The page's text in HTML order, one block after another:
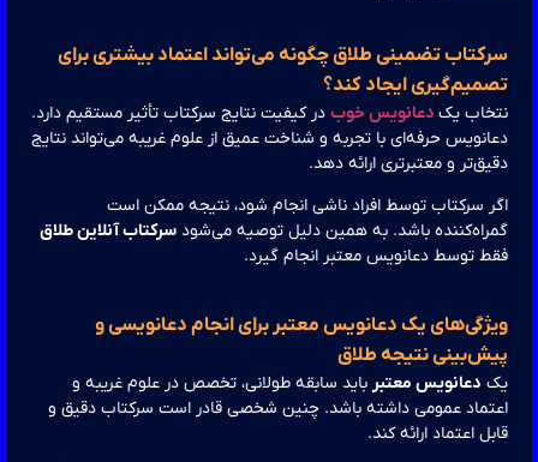
تضمینی طلاق چگونه می‌تواند اعتماد بیشتری برای
ایجاد کند؟
یکدعانویس خوب در کیفیت نتایج سرکتاب تأثیر مستقیم دارد.
حرفه‌ای با تجربه و شناخت عمیق از علوم غریبه می‌تواند نتایج
و معتبرتری ارائه دهد.
سرکتاب توسط افراد ناشی انجام شود، نتیجه ممکن است
باشد. به همین دلیل توصیه می‌شودسرکتاب آنلاین طلاق
توسط دعانویس معتبر انجام گیرد.
یک دعانویس معتبر برای انجام دعانویسی و
نتیجه طلاق
دعانویس معتبرباید سابقه طولانی، تخصص در علوم غریبه و
عمومی داشته باشد. چنین شخصی قادر است سرکتاب دقیق و
اعتماد ارائه کند.